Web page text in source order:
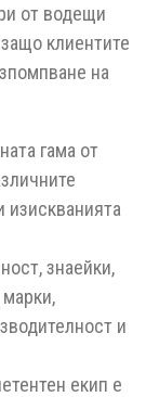
от водещи
клиентите
на
гама от
знаейки,
и
екип е